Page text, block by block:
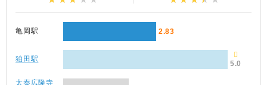
亀岡駅 2.83
狛田駅
5.0
太秦広隆寺